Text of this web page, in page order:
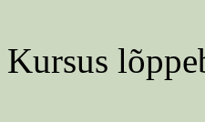
Kursus